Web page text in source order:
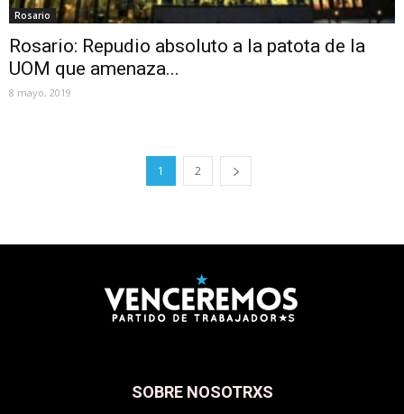
Rosario
Rosario: Repudio absoluto a la patota de la
UOM que amenaza...
8 mayo, 2019
1 2
SOBRE NOSOTRXS